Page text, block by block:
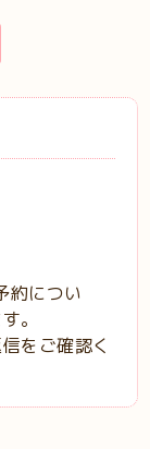
約につい
。
をご確認く